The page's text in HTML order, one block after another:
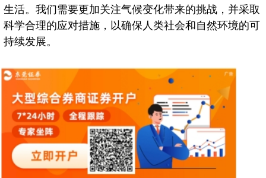
生活。我们需要更加关注气候变化带来的挑战，并采取
科学合理的应对措施，以确保人类社会和自然环境的可
持续发展。